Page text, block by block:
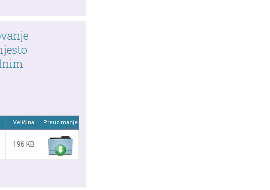
Veličina Preuzimanje
196 KB